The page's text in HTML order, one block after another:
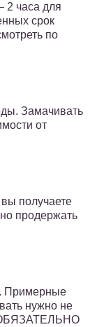
2 часа для
срок
по
Замачивать
от
получаете
продержать
Примерные
нужно не
ОБЯЗАТЕЛЬНО